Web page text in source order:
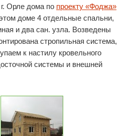
Орле дома по проекту «Фоджа»
доме 4 отдельные спальни,
и два сан. узла. Возведены
стропильная система,
к настилу кровельного
системы и внешней